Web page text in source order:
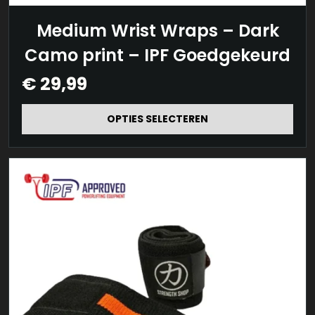
Medium Wrist Wraps – Dark
Camo print – IPF Goedgekeurd
€ 29,99
OPTIES SELECTEREN
product
meerdere
Deze
optie
kan
gekozen
productpagina